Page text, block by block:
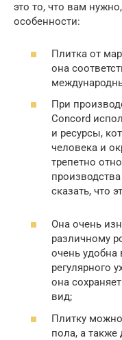
это то, что вам
особенности:
Плитка от
она
При
Concord
и ресурсы,
человека и
трепетно
сказать, что
Она очень
различному
очень удобна
регулярного
она
вид;
Плитку
пола, а также